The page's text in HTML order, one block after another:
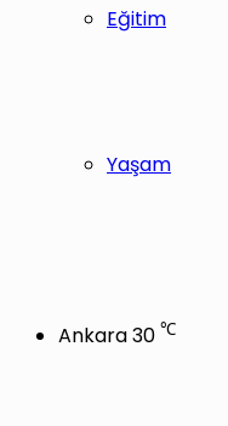
Eğitim
Yaşam
Ankara30 ℃